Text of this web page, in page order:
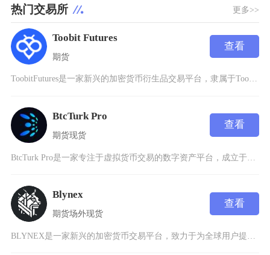
热门交易所 更多>>
Toobit Futures
期货
查看
ToobitFutures是一家新兴的加密货币衍生品交易平台，隶属于Toobit交易所旗下
BtcTurk Pro
期货现货
查看
Blynex
期货场外现货
查看